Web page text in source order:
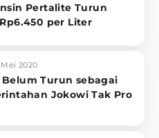
Pertalite Turun
per Liter
Mei 2020
Belum Turun sebagai
Jokowi Tak Pro